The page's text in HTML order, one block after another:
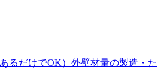
るだけでOK）外壁材量の製造・た